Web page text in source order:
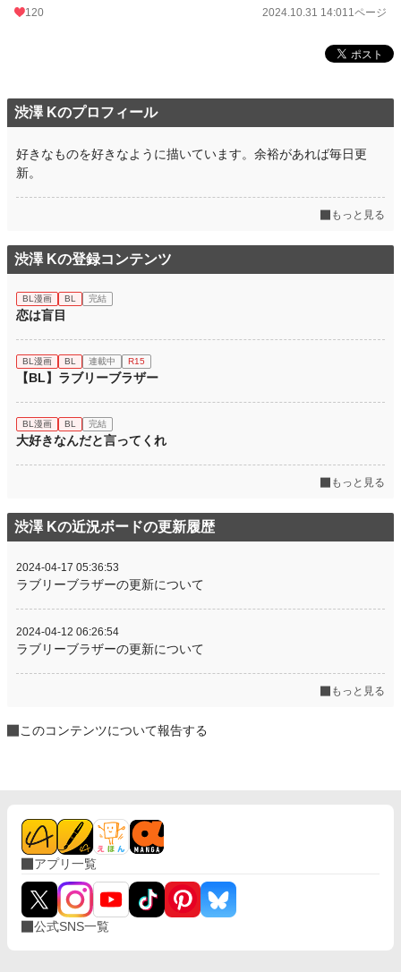
120 2024.10.31 14:011ページ
渋澤 Kのプロフィール
好きなものを好きなように描いています。余裕があれば毎日更
新。
もっと見る
渋澤 Kの登録コンテンツ
BL漫画 BL 完結
恋は盲目
BL漫画 BL 連載中 R15
【BL】ラブリーブラザー
BL漫画 BL 完結
大好きなんだと言ってくれ
もっと見る
渋澤 Kの近況ボードの更新履歴
2024-04-17 05:36:53
ラブリーブラザーの更新について
2024-04-12 06:26:54
ラブリーブラザーの更新について
もっと見る
このコンテンツについて報告する
アプリ一覧
公式SNS一覧